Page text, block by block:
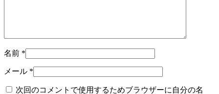
名前 *
メール *
次回のコメントで使用するためブラウザーに自分の名